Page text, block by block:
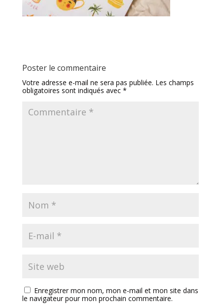
Poster le commentaire
Votre adresse e-mail ne sera pas publiée. Les champs
obligatoires sont indiqués avec *
Enregistrer mon nom, mon e-mail et mon site dans
le navigateur pour mon prochain commentaire.